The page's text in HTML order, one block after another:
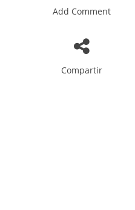
Add Comment
Compartir